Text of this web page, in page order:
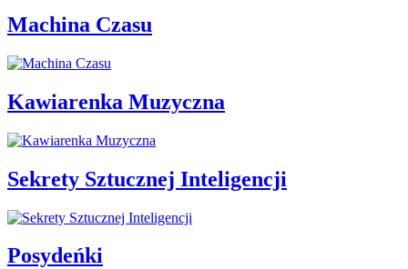
Machina Czasu
Kawiarenka Muzyczna
Sekrety Sztucznej Inteligencji
Posydeńki